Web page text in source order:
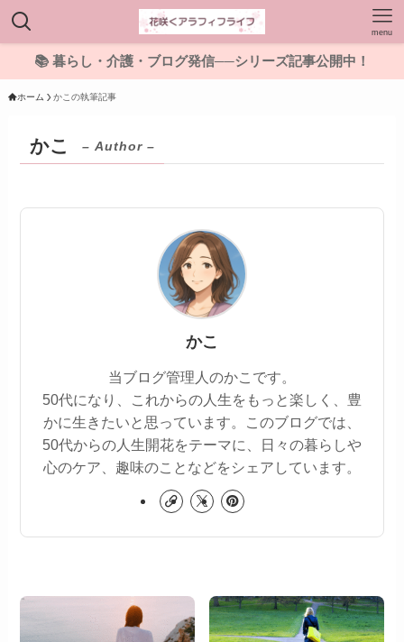
menu
📚 暮らし・介護・ブログ発信──シリーズ記事公開中！
ホーム かこの執筆記事
かこ – Author –
かこ
当ブログ管理人のかこです。
50代になり、これからの人生をもっと楽しく、豊
かに生きたいと思っています。このブログでは、
50代からの人生開花をテーマに、日々の暮らしや
心のケア、趣味のことなどをシェアしています。